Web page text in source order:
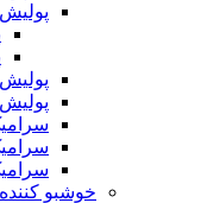
خوشبو کننده